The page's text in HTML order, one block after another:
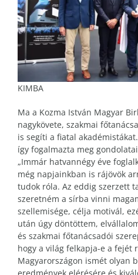
KIMBA
Ma a Kozma István Magyar
nagykövete, szakmai
is segíti a fiatal
így fogalmazta meg
„Immár hatvannégy éve
még napjainkban is rájövök
tudok róla. Az eddig szerzett
szeretném a sírba vinni
szellemisége, célja motivál,
után úgy döntöttem,
és szakmai főtanácsadói
hogy a világ felkapja-e a fejét
Magyarországon ismét olyan